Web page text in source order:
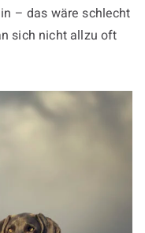
– das wäre schlecht
sich nicht allzu oft